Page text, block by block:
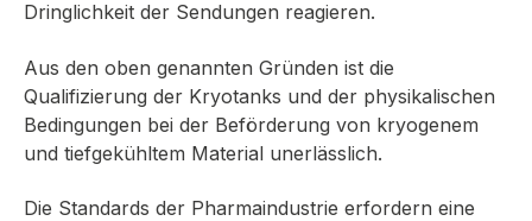
Dringlichkeit der Sendungen reagieren.
Aus den oben genannten Gründen ist die
Qualifizierung der Kryotanks und der physikalischen
Bedingungen bei der Beförderung von kryogenem
und tiefgekühltem Material unerlässlich.
Die Standards der Pharmaindustrie erfordern eine